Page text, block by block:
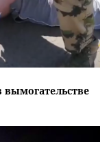
вымогательстве